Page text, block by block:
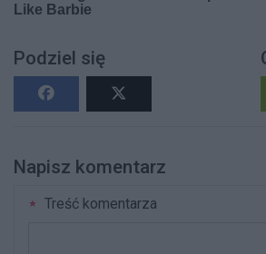
Podziel się
Napisz komentarz
Treść komentarza